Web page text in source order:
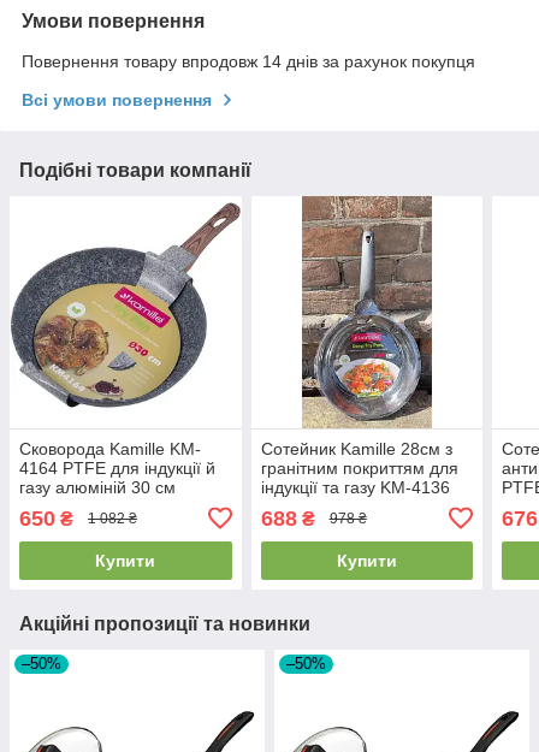
Умови повернення
Повернення товару впродовж 14 днів за рахунок покупця
Всі умови повернення
Подібні товари компанії
Сковорода Kamille KM-
4164 PTFE для індукції й
газу алюміній 30 см
650 ₴ 1 082 ₴
Купити
Сотейник Kamille 28см з
гранітним покриттям для
індукції та газу KM-4136
688₴ 978 ₴
Купити
676
Акційні пропозиції та новинки
–50% –50%